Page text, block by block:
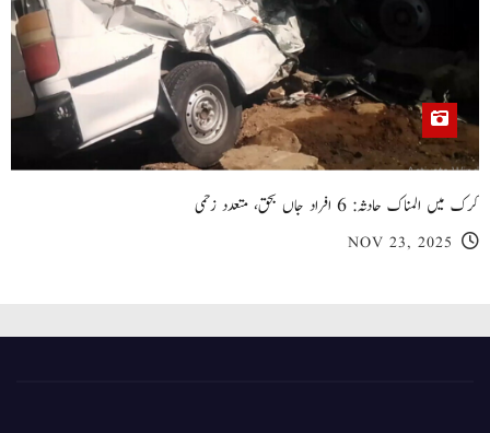
کرک میں المناک حادثہ: 6 افراد جاں بحق، متعدد زخمی
NOV 23, 2025